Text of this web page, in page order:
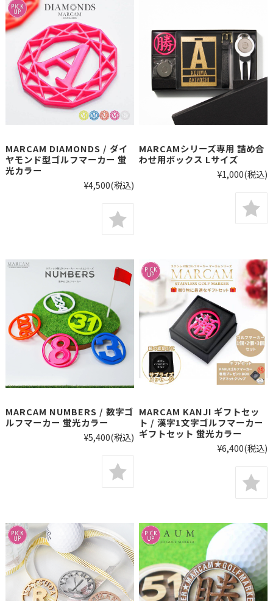
MARCAM DIAMONDS / ダイ
ヤモンド型ゴルフマーカー 蛍
光カラー
¥4,500(税込)
MARCAMシリーズ専用 詰め合
わせ用ボックス Lサイズ
¥1,000(税込)
MARCAM NUMBERS / 数字ゴ
ルフマーカー 蛍光カラー
¥5,400(税込)
MARCAM KANJI ギフトセッ
ト / 漢字1文字ゴルフマーカー
ギフトセット 蛍光カラー
¥6,400(税込)